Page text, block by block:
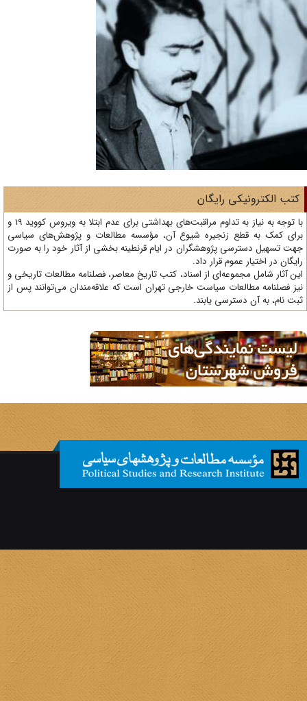
الکترونیکی رایگان
با توجه به نیاز به تداوم مراقبت‌های بهداشتی برای عدم ابتلا به ویروس کووید 19 و
کمک به قطع زنجیره شیوع آن، مؤسسه مطالعات و پژوهش‌های سیاسی
تسهیل دسترسی پژوهشگران در ایام قرنطینه بخشی از آثار خود را به صورت
در اختیار عموم قرار داد.
آثار شامل مجموعه‌ای از اسناد، کتب تاریخ معاصر، فصلنامه‌ مطالعات تاریخی و
فصلنامه مطالعات سیاست خارجی تهران است که علاقه‌مندان می‌توانند پس از
نام، به آن دسترسی یابند.